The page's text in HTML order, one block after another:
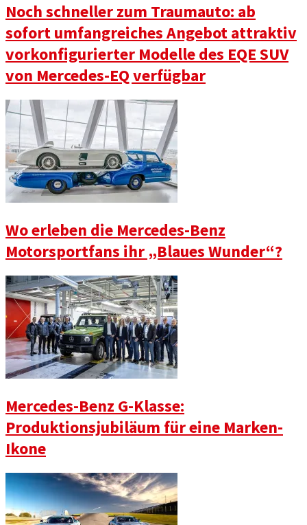
Noch schneller zum Traumauto: ab
sofort umfangreiches Angebot attraktiv
vorkonfigurierter Modelle des EQE SUV
von Mercedes-EQ verfügbar
Wo erleben die Mercedes-Benz
Motorsportfans ihr „Blaues Wunder“?
Mercedes-Benz G-Klasse:
Produktionsjubiläum für eine Marken-
Ikone